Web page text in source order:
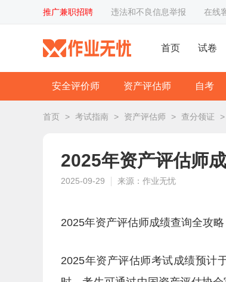
推广兼职招聘 违法和不良信息举报 在线
首页 试卷
安全评价师 资产评估师 自考
首页 > 考试指南 > 资产评估师 > 查分领证 >
2025年资产评估师
2025-09-29 来源：作业无忧
2025年资产评估师成绩查询全攻
2025年资产评估师考试成绩预计